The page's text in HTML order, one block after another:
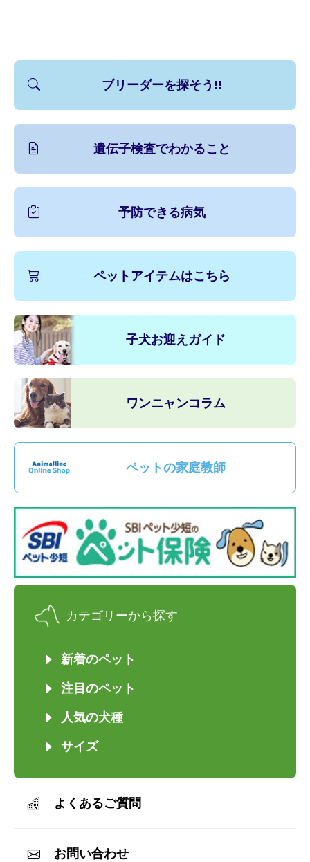
ブリーダーを探そう!!
遺伝子検査でわかること
予防できる病気
ペットアイテムはこちら
子犬お迎えガイド
ワンニャンコラム
ペットの家庭教師
カテゴリーから探す
新着のペット
注目のペット
人気の犬種
サイズ
よくあるご質問
お問い合わせ